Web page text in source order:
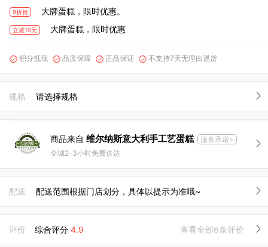
9折抢 大牌蛋糕，限时优惠。
立减10元 大牌蛋糕，限时优惠
 积分抵现  品质保障  正品保证  不支持7天无理由退货
规格 请选择规格
商品来自 维尔纳斯意大利手工艺蛋糕
服务承诺>
全城2-3小时免费送达
配送 配送范围根据门店划分，具体以提示为准哦~
评价 综合评分 4.9 查看全部6条评价